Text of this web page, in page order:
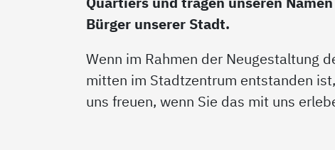
Bürger unserer Stadt.
Wenn im Rahmen der Neugestaltung
mitten im Stadtzentrum entstanden
uns freuen, wenn Sie das mit uns